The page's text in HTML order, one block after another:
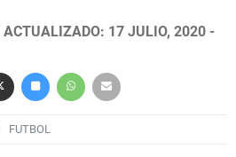
| ACTUALIZADO: 17 JULIO, 2020 -
FUTBOL